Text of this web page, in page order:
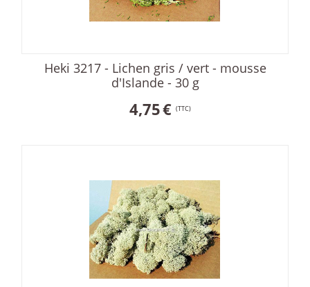
Heki 3217 - Lichen gris / vert - mousse
d'Islande - 30 g
4,75€ (TTC)